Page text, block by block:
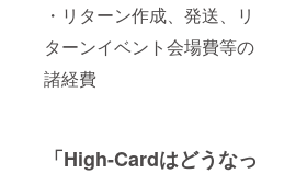
・リターン作成、発送、リ
ターンイベント会場費等の
諸経費
「High-Cardはどうなっ